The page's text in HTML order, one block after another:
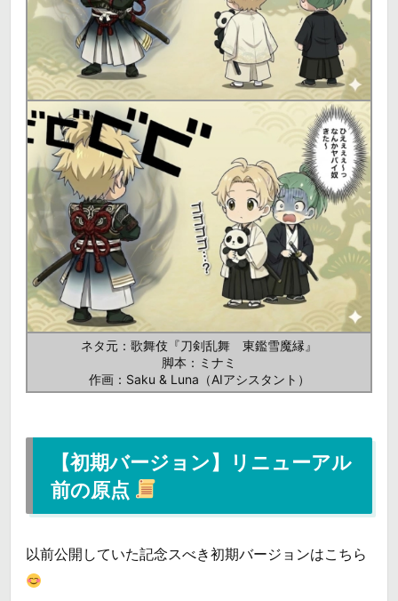
ネタ元：歌舞伎『刀剣乱舞 東鑑雪魔縁』
脚本：ミナミ
作画：Saku & Luna（AIアシスタント）
【初期バージョン】リニューアル
前の原点
以前公開していた記念スべき初期バージョンはこちら